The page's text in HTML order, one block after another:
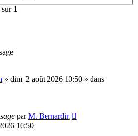
sur 1
» dim. 2 août 2026 10:50 » dans
parM. Bernardin
10:50